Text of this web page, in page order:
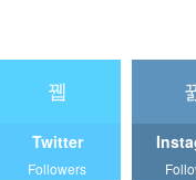
Twitter
Followers